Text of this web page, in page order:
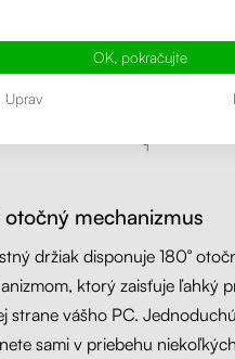
otočný mechanizmus
držiak disponuje 180°
ktorý zaisťuje ľahký
strane vášho PC.
sami v priebehu
OK, pokračujte
Uprav